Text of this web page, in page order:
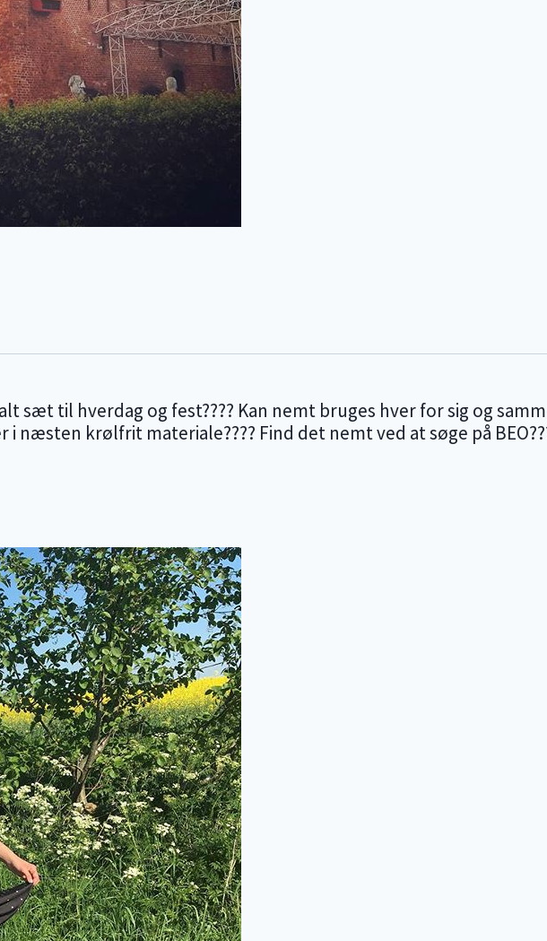
sæt til hverdag og fest???? Kan nemt bruges hver for sig og
næsten krølfrit materiale???? Find det nemt ved at søge på